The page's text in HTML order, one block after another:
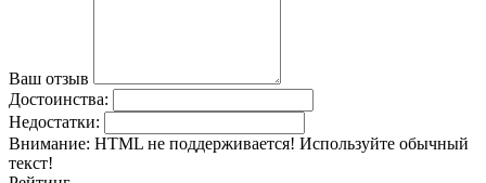
Ваш отзыв
Достоинства:
Недостатки:
Внимание: HTML не поддерживается! Используйте обычный
текст!